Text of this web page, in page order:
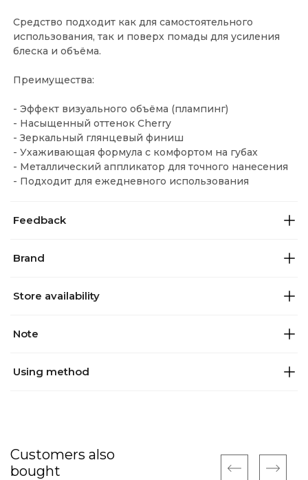
Средство подходит как для самостоятельного
использования, так и поверх помады для усиления
блеска и объёма.
Преимущества:
- Эффект визуального объёма (плампинг)
- Насыщенный оттенок Cherry
- Зеркальный глянцевый финиш
- Ухаживающая формула с комфортом на губах
- Металлический аппликатор для точного нанесения
- Подходит для ежедневного использования
Feedback
Brand
Store availability
Note
Using method
Customers also
bought